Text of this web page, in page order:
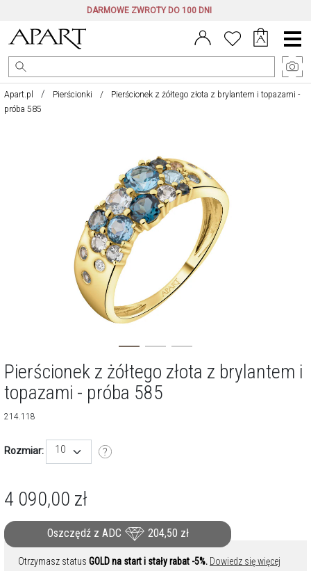
DARMOWE ZWROTY DO 100 DNI
Menu
główne
Apart.pl Pierścionki
Pierścionek z żółtego złota z brylantem i topazami -
próba 585
Pierścionek z żółtego złota z brylantem i
topazami - próba 585
214.118
Rozmiar: 10
4 090,00 zł
Oszczędź z ADC 204,50 zł
Otrzymasz status GOLD na start i stały rabat -5%. Dowiedz się więcej